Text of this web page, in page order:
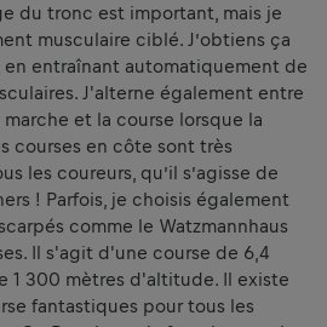
du tronc est important, mais je
musculaire ciblé. J’obtiens ça
en entraînant automatiquement de
J'alterne également entre
et la course lorsque la
courses en côte sont très
les coureurs, qu’il s’agisse de
! Parfois, je choisis également
comme le Watzmannhaus
Il s'agit d'une course de 6,4
1 300 mètres d'altitude. Il existe
fantastiques pour tous les